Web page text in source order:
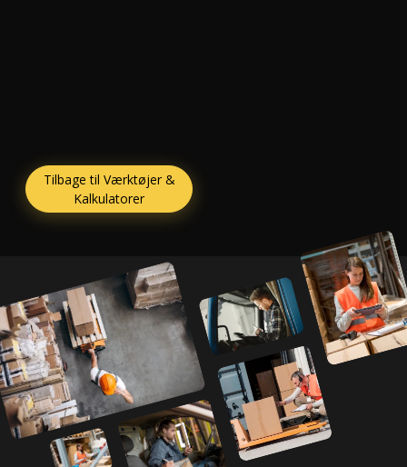
Tilbage til Værktøjer &
Kalkulatorer